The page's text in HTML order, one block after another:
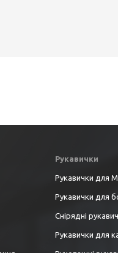
Рукавички
Рукавички для
Рукавички для
Снірядні
Рукавички для